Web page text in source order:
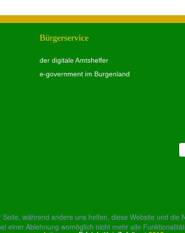
Bürgerservice
der digitale Amtshelfer
e-government im Burgenland
während andere uns helfen, diese Website und
Ablehnung womöglich nicht mehr alle